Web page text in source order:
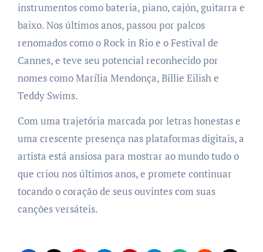
instrumentos como bateria, piano, cajón, guitarra e
baixo. Nos últimos anos, passou por palcos
renomados como o Rock in Rio e o Festival de
Cannes, e teve seu potencial reconhecido por
nomes como Marília Mendonça, Billie Eilish e
Teddy Swims.
Com uma trajetória marcada por letras honestas e
uma crescente presença nas plataformas digitais, a
artista está ansiosa para mostrar ao mundo tudo o
que criou nos últimos anos, e promete continuar
tocando o coração de seus ouvintes com suas
canções versáteis.